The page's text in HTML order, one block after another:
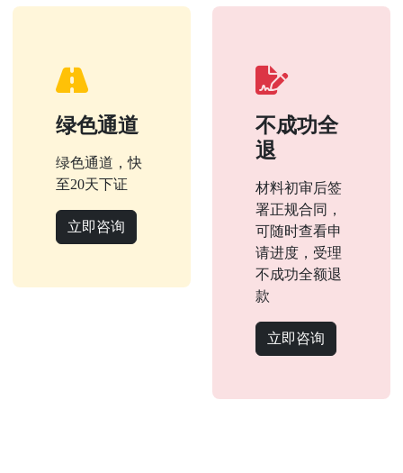
绿色通道
绿色通道，快
至20天下证
立即咨询
不成功全
退
材料初审后签
署正规合同，
可随时查看申
请进度，受理
不成功全额退
款
立即咨询